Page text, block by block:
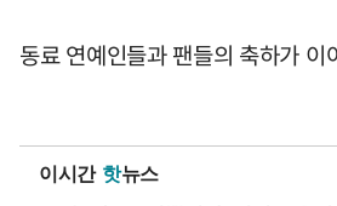
동료 연예인들과 팬들의 축하가 이
이시간 핫뉴스